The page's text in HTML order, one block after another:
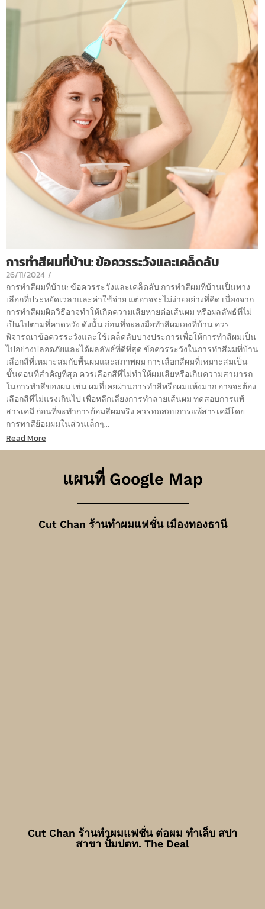
การทำสีผมที่บ้าน: ข้อควรระวังและเคล็ดลับ
26/11/2024 /
การทำสีผมที่บ้าน: ข้อควรระวังและเคล็ดลับ การทำสีผมที่บ้านเป็นทาง
เลือกที่ประหยัดเวลาและค่าใช้จ่าย แต่อาจจะไม่ง่ายอย่างที่คิด เนื่องจาก
การทำสีผมผิดวิธีอาจทำให้เกิดความเสียหายต่อเส้นผม หรือผลลัพธ์ที่ไม่
เป็นไปตามที่คาดหวัง ดังนั้น ก่อนที่จะลงมือทำสีผมเองที่บ้าน ควร
พิจารณาข้อควรระวังและใช้เคล็ดลับบางประการเพื่อให้การทำสีผมเป็น
ไปอย่างปลอดภัยและได้ผลลัพธ์ที่ดีที่สุด ข้อควรระวังในการทำสีผมที่บ้าน
เลือกสีที่เหมาะสมกับพื้นผมและสภาพผม การเลือกสีผมที่เหมาะสมเป็น
ขั้นตอนที่สำคัญที่สุด ควรเลือกสีที่ไม่ทำให้ผมเสียหรือเกินความสามารถ
ในการทำสีของผม เช่น ผมที่เคยผ่านการทำสีหรือผมแห้งมาก อาจจะต้อง
เลือกสีที่ไม่แรงเกินไป เพื่อหลีกเลี่ยงการทำลายเส้นผม ทดสอบการแพ้
สารเคมี ก่อนที่จะทำการย้อมสีผมจริง ควรทดสอบการแพ้สารเคมีโดย
การทาสีย้อมผมในส่วนเล็กๆ...
Read More
แผนที่ Google Map
Cut Chan ร้านทำผมแฟชั่น เมืองทองธานี
Cut Chan ร้านทำผมแฟชั่น ต่อผม ทำเล็บ สปา
สาขา ปั้มปตท. The Deal